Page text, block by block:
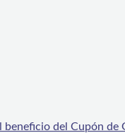
beneficio del Cupón de